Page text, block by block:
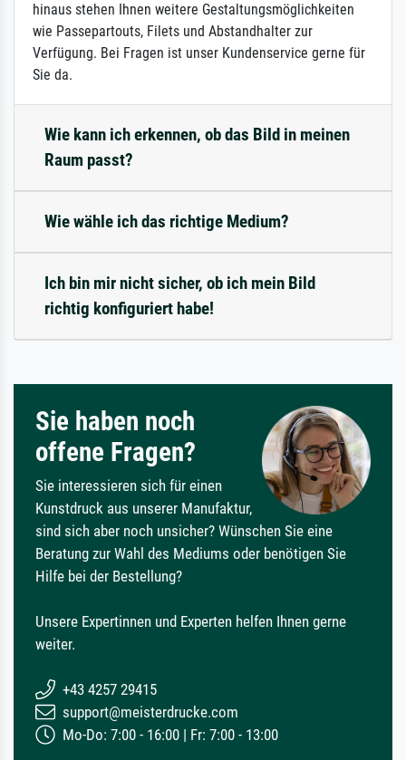
hinaus stehen Ihnen weitere Gestaltungsmöglichkeiten
wie Passepartouts, Filets und Abstandhalter zur
Verfügung. Bei Fragen ist unser Kundenservice gerne für
Sie da.
Wie kann ich erkennen, ob das Bild in meinen
Raum passt?
Wie wähle ich das richtige Medium?
Ich bin mir nicht sicher, ob ich mein Bild
richtig konfiguriert habe!
Sie haben noch
offene Fragen?
Sie interessieren sich für einen
Kunstdruck aus unserer Manufaktur,
sind sich aber noch unsicher? Wünschen Sie eine
Beratung zur Wahl des Mediums oder benötigen Sie
Hilfe bei der Bestellung?
Unsere Expertinnen und Experten helfen Ihnen gerne
weiter.
+43 4257 29415
support@meisterdrucke.com
Mo-Do: 7:00 - 16:00 | Fr: 7:00 - 13:00